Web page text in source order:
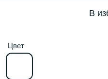
В
Цвет